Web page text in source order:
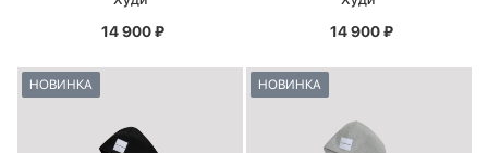
14 900₽ 14 900₽
НОВИНКА НОВИНКА